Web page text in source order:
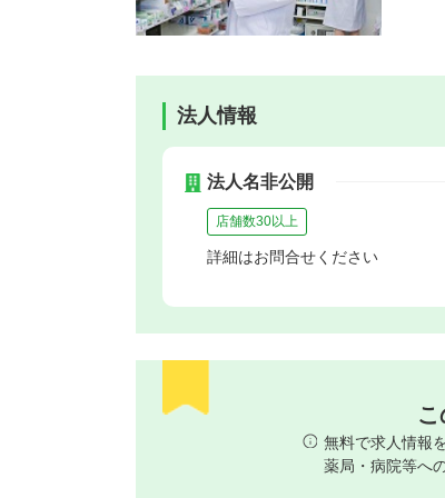
法人情報
法人名非公開
店舗数30以上
詳細はお問合せください
無料で求人情報
薬局・病院等へ